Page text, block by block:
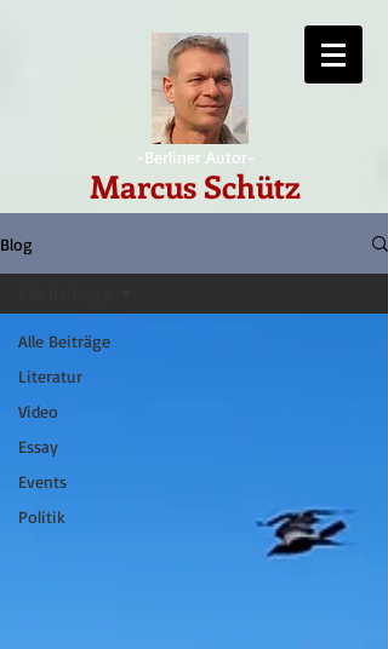
-Berliner Autor-
Marcus Schütz
Blog
Alle Beiträge
Literatur
Video
Essay
Events
Politik